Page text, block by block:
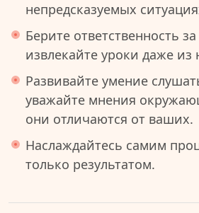
непредсказуемых
Берите ответственность
извлекайте уроки даже из
Развивайте умение
уважайте мнения
они отличаются от ваших.
Наслаждайтесь самим
только результатом.